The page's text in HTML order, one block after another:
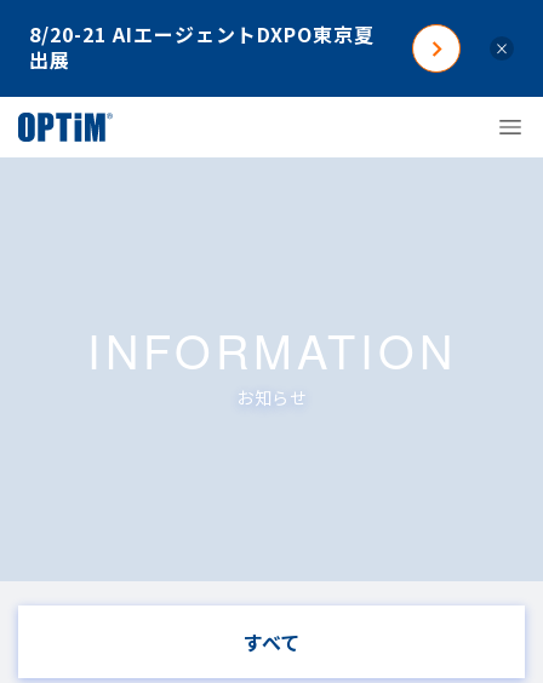
8/20-21 AIエージェントDXPO東京夏
出展
×
INFORMATION
お知らせ
すべて